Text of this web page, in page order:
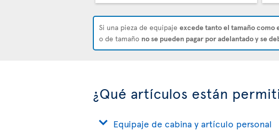
Si una pieza de equipaje excede tanto el tamaño como
o de tamaño no se pueden pagar por adelantado y se
¿Qué artículos están
Equipaje de cabina y artículo personal